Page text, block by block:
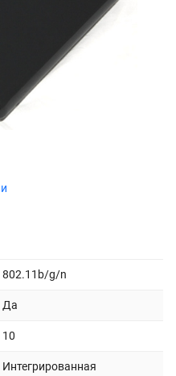
802.11b/g/n
Да
10
Интегрированная